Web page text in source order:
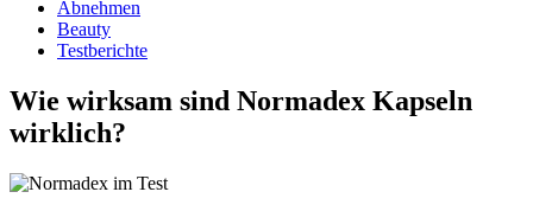
Abnehmen
Beauty
Testberichte
Wie wirksam sind Normadex Kapseln
wirklich?